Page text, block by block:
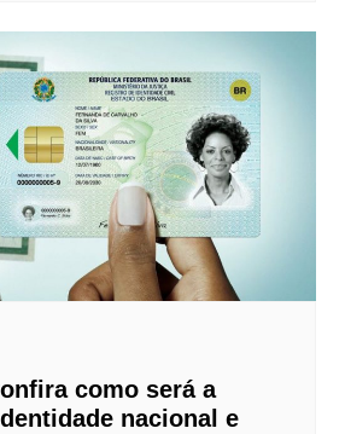
como será a
nacional e